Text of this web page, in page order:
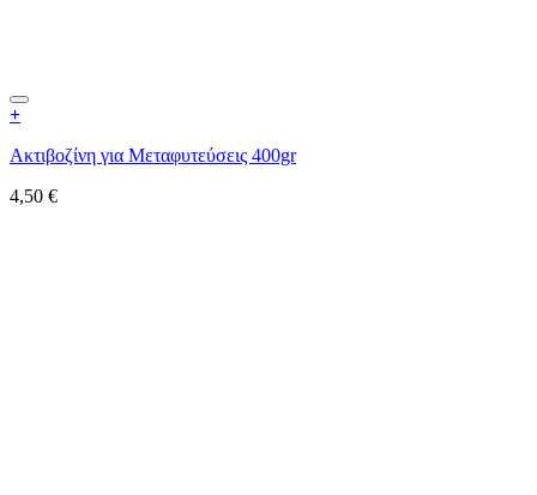
+
Ακτιβοζίνη για Μεταφυτεύσεις 400gr
4,50 €